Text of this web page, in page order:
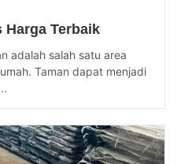
Harga Terbaik
adalah salah satu area
Taman dapat menjadi